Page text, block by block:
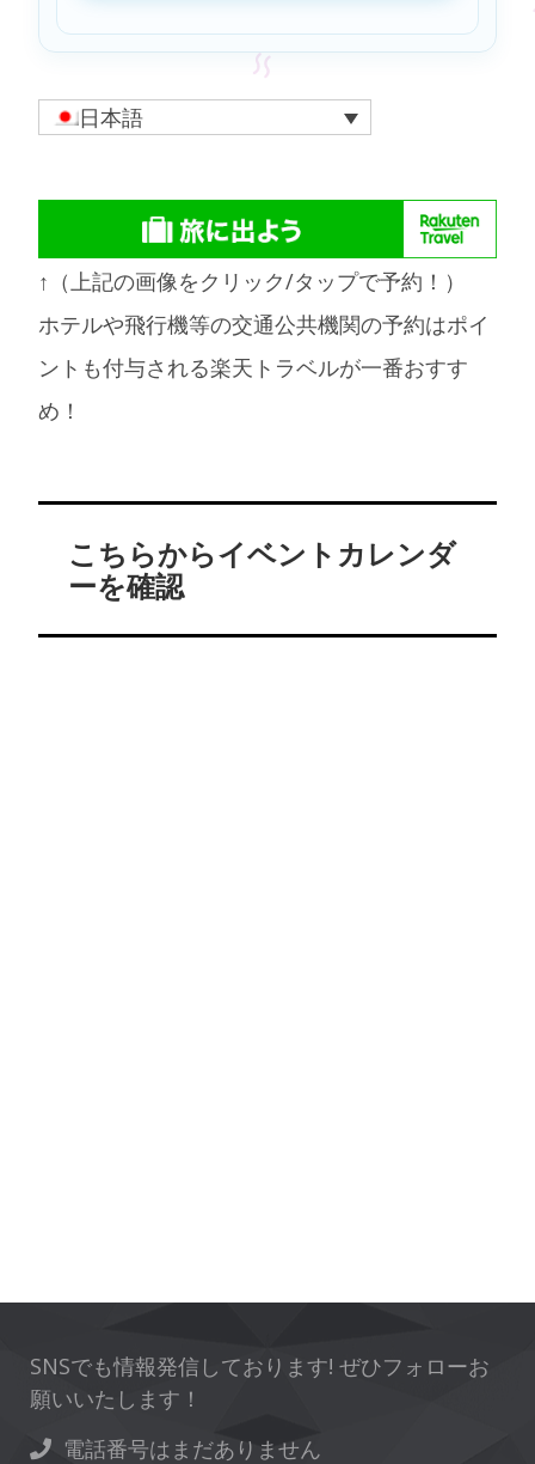
日本語
↑（上記の画像をクリック/タップで予約！）
ホテルや飛行機等の交通公共機関の予約はポイ
ントも付与される楽天トラベルが一番おすす
め！
こちらからイベントカレンダ
ーを確認
SNSでも情報発信しております! ぜひフォローお
願いいたします！
電話番号はまだありません